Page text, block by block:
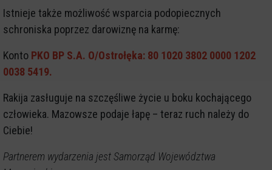
Istnieje także możliwość wsparcia podopiecznych
schroniska poprzez darowiznę na karmę:
Konto PKO BP S.A. O/Ostrołęka: 80 1020 3802 0000 1202
0038 5419.
Rakija zasługuje na szczęśliwe życie u boku kochającego
człowieka. Mazowsze podaje łapę – teraz ruch należy do
Ciebie!
Partnerem wydarzenia jest Samorząd Województwa